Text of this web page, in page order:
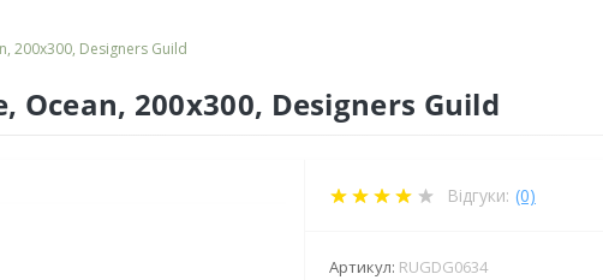
200х300, Designers Guild
Ocean, 200х300, Designers Guild
Відгуки: (0)
Артикул: RUGDG0634